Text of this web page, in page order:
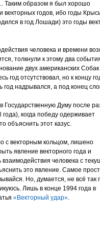
Таким образом я был хорошо
векторных годов, ибо годы
в год Лошади) это годы
человека и времени
толкнули к этому два
двух американских
год отсутствовал, но к концу
год надрывался, а под конец
Думу после
когда победу одерживает
объяснить этот казус.
с векторным кольцом, лишено
явление векторного года и
человека с
это явление. Самое
Но, думается, не всё так
Лишь в конце 1994 года в
«Векторный удар».